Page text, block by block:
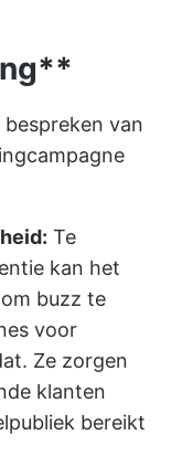
van
Te
kan het
buzz te
voor
Ze zorgen
klanten
bereikt